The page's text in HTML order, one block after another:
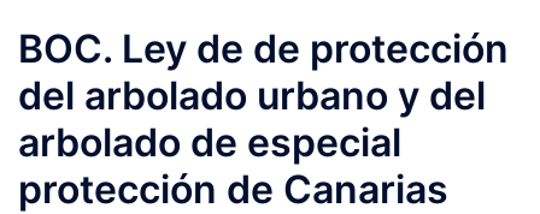
BOC. Ley de de protección
del arbolado urbano y del
arbolado de especial
protección de Canarias